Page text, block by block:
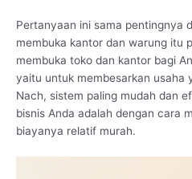
Pertanyaan ini sama pentingnya
membuka kantor dan warung itu
membuka toko dan kantor bagi
yaitu untuk membesarkan usaha
Nach, sistem paling mudah dan
bisnis Anda adalah dengan cara
biayanya relatif murah.